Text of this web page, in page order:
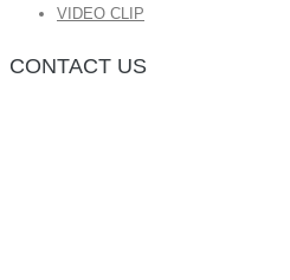
VIDEO CLIP
CONTACT US